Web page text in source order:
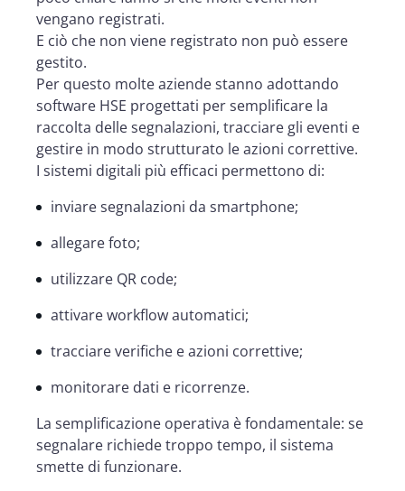
vengano registrati.
E ciò che non viene registrato non può essere
gestito.
Per questo molte aziende stanno adottando
software HSE progettati per semplificare la
raccolta delle segnalazioni, tracciare gli eventi e
gestire in modo strutturato le azioni correttive.
I sistemi digitali più efficaci permettono di:
inviare segnalazioni da smartphone;
allegare foto;
utilizzare QR code;
attivare workflow automatici;
tracciare verifiche e azioni correttive;
monitorare dati e ricorrenze.
La semplificazione operativa è fondamentale: se
segnalare richiede troppo tempo, il sistema
smette di funzionare.